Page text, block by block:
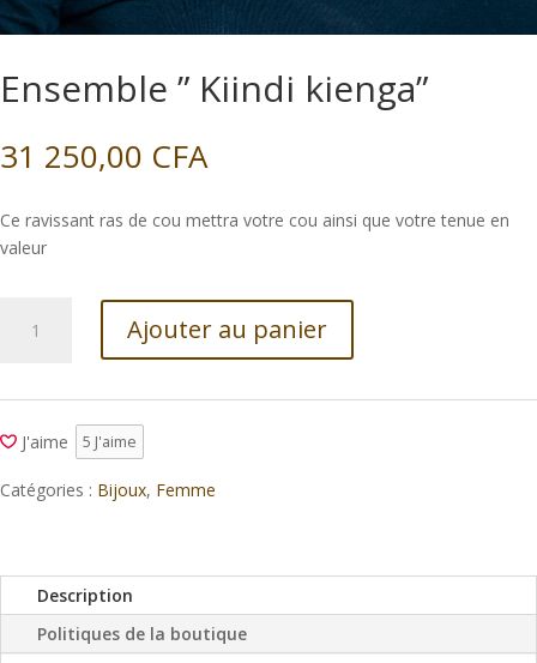
Ensemble ” Kiindi kienga”
31 250,00 CFA
Ce ravissant ras de cou mettra votre cou ainsi que votre tenue en
valeur
kienga"
Ajouter au panier
J'aime 5 J'aime
Catégories : Bijoux, Femme
Description
Politiques de la boutique